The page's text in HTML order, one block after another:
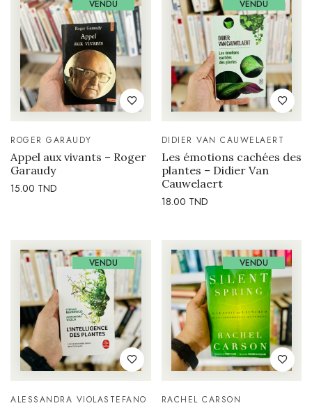
VENDU
ROGER GARAUDY
Appel aux vivants – Roger
Garaudy
15.00 TND
VENDU
DIDIER VAN CAUWELAERT
Les émotions cachées des
plantes – Didier Van
Cauwelaert
18.00 TND
VENDU
ALESSANDRA VIOLASTEFANO
VENDU
RACHEL CARSON